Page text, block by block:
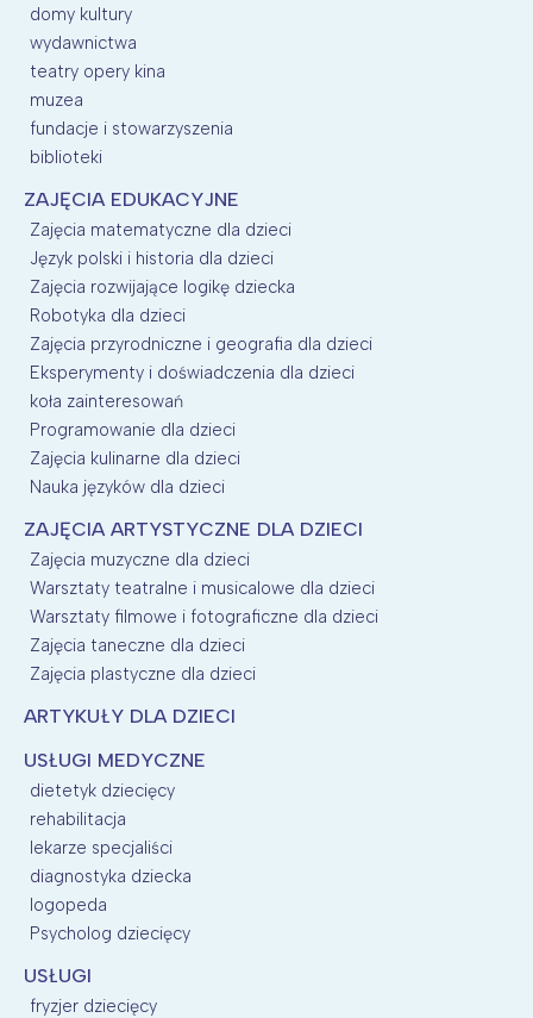
domy kultury
wydawnictwa
teatry opery kina
muzea
fundacje i stowarzyszenia
biblioteki
ZAJĘCIA EDUKACYJNE
Zajęcia matematyczne dla dzieci
Język polski i historia dla dzieci
Zajęcia rozwijające logikę dziecka
Robotyka dla dzieci
Zajęcia przyrodniczne i geografia dla dzieci
Eksperymenty i doświadczenia dla dzieci
koła zainteresowań
Programowanie dla dzieci
Zajęcia kulinarne dla dzieci
Nauka języków dla dzieci
ZAJĘCIA ARTYSTYCZNE DLA DZIECI
Zajęcia muzyczne dla dzieci
Warsztaty teatralne i musicalowe dla dzieci
Warsztaty filmowe i fotograficzne dla dzieci
Zajęcia taneczne dla dzieci
Zajęcia plastyczne dla dzieci
ARTYKUŁY DLA DZIECI
USŁUGI MEDYCZNE
dietetyk dziecięcy
rehabilitacja
lekarze specjaliści
diagnostyka dziecka
logopeda
Psycholog dziecięcy
USŁUGI
fryzjer dziecięcy